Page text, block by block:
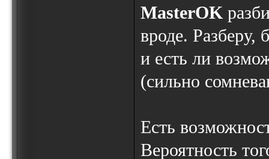
MasterOK
вроде. Разберу,
и есть ли
(сильно
Есть
Вероятность